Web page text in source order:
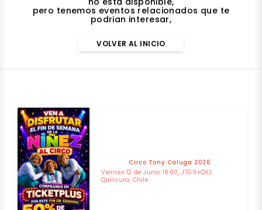
pero tenemos eventos relacionados que te
podrian interesar,
VOLVER AL INICIO
Circo Tony Caluga 2026
Viernes 12 de Junio 18:00, J7G9+QVJ
Quilicura, Chile